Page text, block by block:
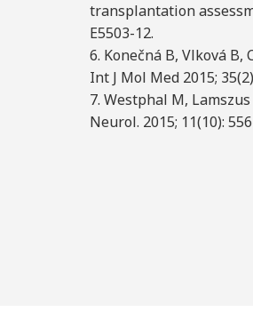
transplantation
E5503-12.
6. Konečná B, Vlková B,
Int J Mol Med 2015;
7. Westphal M,
Neurol. 2015; 11(10):